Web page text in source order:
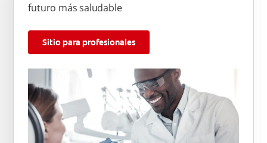
futuro más saludable
Sitio para profesionales